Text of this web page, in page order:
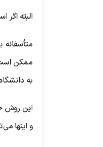
البته
ممکن است
به
این روش
و اینها